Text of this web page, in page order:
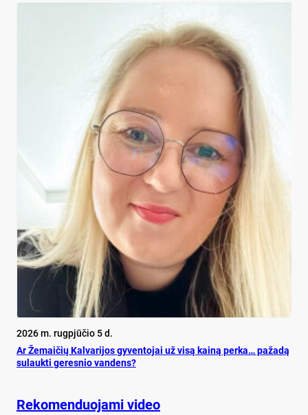
2026 m. rugpjūčio 5 d.
Ar Že­mai­čių Kal­va­ri­jos gy­ven­to­jai už vi­są kai­ną per­ka… pa­ža­dą
su­lauk­ti ge­res­nio van­dens?
Rekomenduojami video